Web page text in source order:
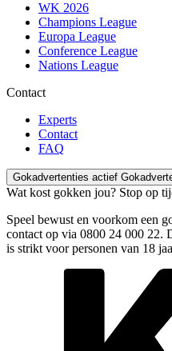
WK 2026
Champions League
Europa League
Conference League
Nations League
Contact
Experts
Contact
FAQ
Gokadvertenties actief
Wat kost gokken jou? Stop op
Speel bewust en voorkom een
contact op via 0800 24 000 22.
is strikt voor personen van 18